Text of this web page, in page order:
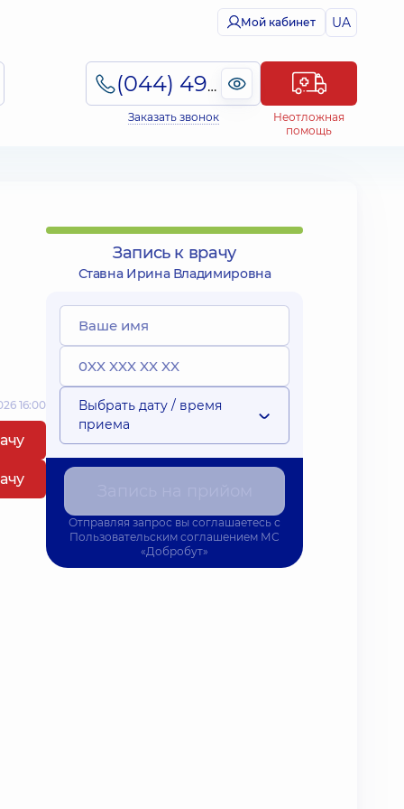
Мой кабинет UA
(044) 495-2-888
Заказать звонок
Неотложная
помощь
16:00
Запись к врачу
Ставна Ирина Владимировна
Выбрать дату / время
приема
Отправляя запрос вы соглашаетесь с
Пользовательским соглашением МС
«Добробут»